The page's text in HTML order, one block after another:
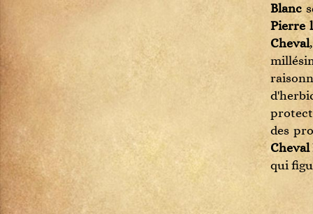
Meursault
Montepulciano d'Abruzzo
Moulin-à-Vent
Muscadet
Nebbiolo d'Alba
Pauillac
Blanc
Pierre
Cheval
des
Cheval
qui